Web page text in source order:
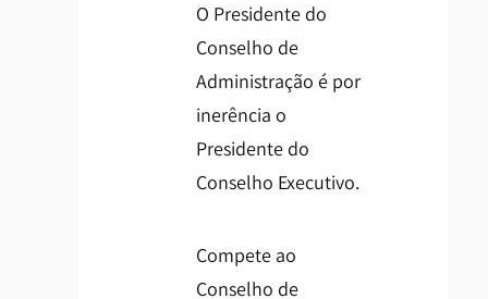
O Presidente do
Conselho de
Administração é por
inerência o
Presidente do
Conselho Executivo.
Compete ao
Conselho de